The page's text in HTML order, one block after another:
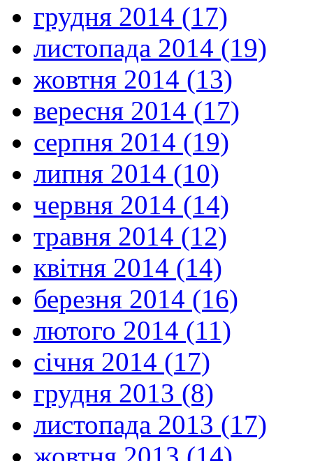
грудня 2014 (17)
листопада 2014 (19)
жовтня 2014 (13)
вересня 2014 (17)
серпня 2014 (19)
липня 2014 (10)
червня 2014 (14)
травня 2014 (12)
квітня 2014 (14)
березня 2014 (16)
лютого 2014 (11)
січня 2014 (17)
грудня 2013 (8)
листопада 2013 (17)